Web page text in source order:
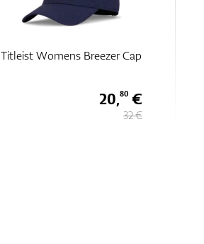
Titleist Womens Breezer Cap
20,80€
32 €